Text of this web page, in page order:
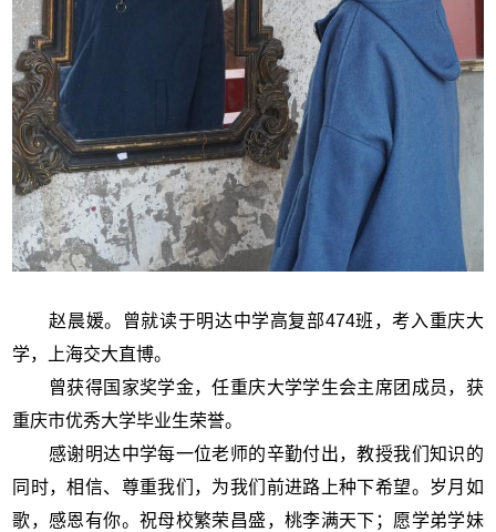
赵晨媛。曾就读于明达中学高复部474班，考入重庆大
学，上海交大直博。
曾获得国家奖学金，任重庆大学学生会主席团成员，获
重庆市优秀大学毕业生荣誉。
感谢明达中学每一位老师的辛勤付出，教授我们知识的
同时，相信、尊重我们，为我们前进路上种下希望。岁月如
歌，感恩有你。祝母校繁荣昌盛，桃李满天下；愿学弟学妹